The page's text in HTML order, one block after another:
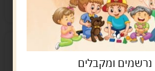
קיים במלאי
נרשמים ומקבלים